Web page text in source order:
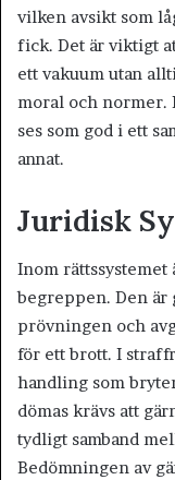
vilken avsikt som
fick. Det är viktigt
ett vakuum utan
moral och normer.
ses som god i ett
annat.
Juridisk
Inom rättssystemet
begreppen. Den
prövningen och
för ett brott. I
handling som
dömas krävs att
tydligt samband
Bedömningen av